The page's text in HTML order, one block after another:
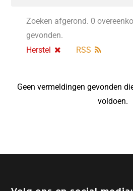
Zoeken afgerond. 0
gevonden.
Herstel
RSS
Geen vermeldingen gevonden
voldoen.